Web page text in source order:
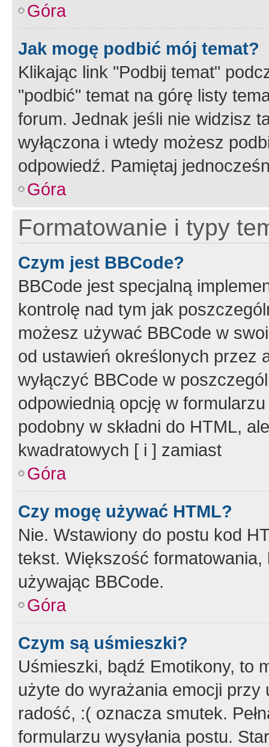
Góra
Jak mogę podbić mój temat?
Klikając link "Podbij temat"
"podbić" temat na górę listy
forum. Jednak jeśli nie widzisz
wyłączona i wtedy możesz
odpowiedź. Pamiętaj
Góra
Formatowanie i typy
Czym jest BBCode?
BBCode jest specjalną
kontrolę nad tym jak
możesz używać BBCode w
od ustawień określonych przez
wyłączyć BBCode w
odpowiednią opcję w
podobny w składni do HTML,
kwadratowych [ i ] zamiast
Góra
Czy mogę używać HTML?
Nie. Wstawiony do postu kod
tekst. Większość
używając BBCode.
Góra
Czym są uśmieszki?
Uśmieszki, bądź Emotikony, to
użyte do wyrażania emocji
radość, :( oznacza smutek.
formularzu wysyłania postu.